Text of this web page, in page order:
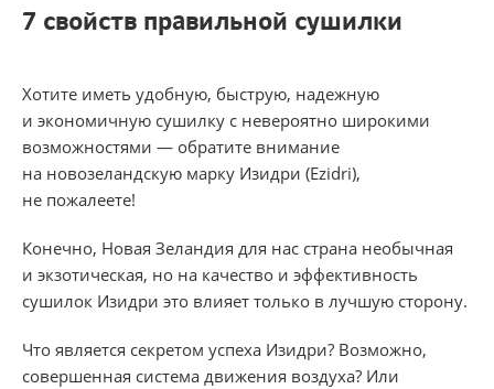
7 свойств правильной сушилки
Хотите иметь удобную, быструю, надежную
и экономичную сушилку с невероятно широкими
возможностями — обратите внимание
на новозеландскую марку Изидри (Ezidri),
не пожалеете!
Конечно, Новая Зеландия для нас страна необычная
и экзотическая, но на качество и эффективность
сушилок Изидри это влияет только в лучшую сторону.
Что является секретом успеха Изидри? Возможно,
совершенная система движения воздуха? Или